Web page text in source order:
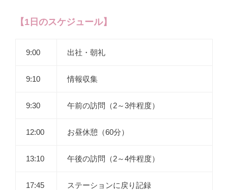
【1日のスケジュール】
9:00 出社・朝礼
9:10 情報収集
9:30 午前の訪問（2～3件程度）
12:00 お昼休憩（60分）
13:10 午後の訪問（2～4件程度）
17:45 ステーションに戻り記録